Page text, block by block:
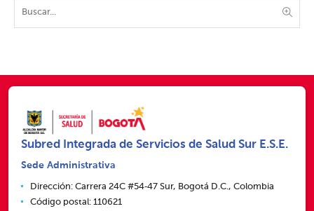
Subred Integrada de Servicios de Salud Sur E.S.E.
Sede Administrativa
Dirección: Carrera 24C #54‑47 Sur, Bogotá D.C., Colombia
Código postal: 110621